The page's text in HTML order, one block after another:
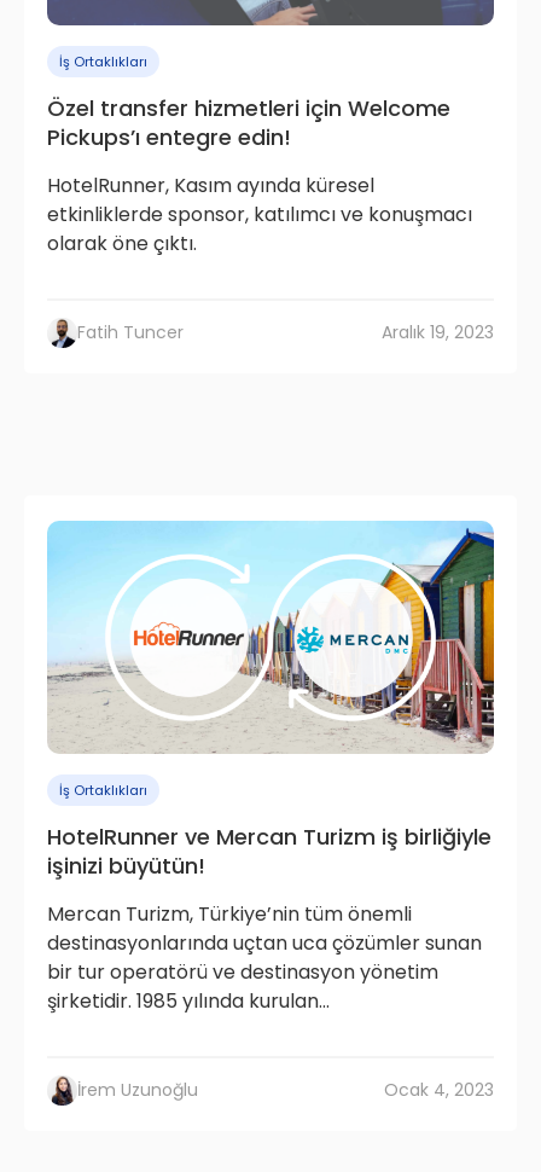
İş Ortaklıkları
Özel transfer hizmetleri için Welcome
Pickups’ı entegre edin!
HotelRunner, Kasım ayında küresel
etkinliklerde sponsor, katılımcı ve konuşmacı
olarak öne çıktı.
Fatih Tuncer Aralık 19, 2023
İş Ortaklıkları
HotelRunner ve Mercan Turizm iş birliğiyle
işinizi büyütün!
Mercan Turizm, Türkiye’nin tüm önemli
destinasyonlarında uçtan uca çözümler sunan
bir tur operatörü ve destinasyon yönetim
şirketidir. 1985 yılında kurulan...
İrem Uzunoğlu Ocak 4, 2023